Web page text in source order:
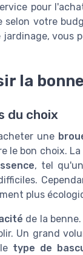
pour
selon votre
vous
la
du choix
une
le bon choix.
, tel qu'un
plus
de la
Un grand
type de